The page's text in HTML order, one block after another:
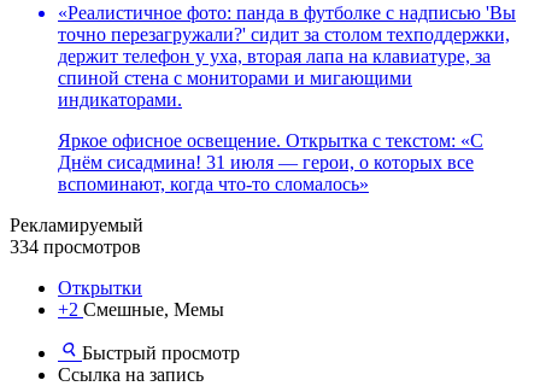
«Реалистичное фото: панда в футболке с надписью 'Вы
точно перезагружали?' сидит за столом техподдержки,
держит телефон у уха, вторая лапа на клавиатуре, за
спиной стена с мониторами и мигающими
индикаторами.
Яркое офисное освещение. Открытка с текстом: «С
Днём сисадмина! 31 июля — герои, о которых все
вспоминают, когда что-то сломалось»
Рекламируемый
334 просмотров
Открытки
+2 Смешные, Мемы
Быстрый просмотр
Ссылка на запись